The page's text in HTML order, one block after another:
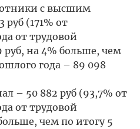
с высшим
(171% от
от трудовой
руб, на 4% больше, чем
года – 89 098
– 50 882 руб (93,7% от
от трудовой
чем по итогу 5